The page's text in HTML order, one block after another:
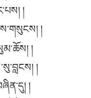
།
།
།
།
།